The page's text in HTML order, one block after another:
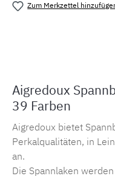
Zum Merkzettel
Aigredoux
39 Farben
Aigredoux bietet
Perkalqualitäten, in
an.
Die Spannlaken